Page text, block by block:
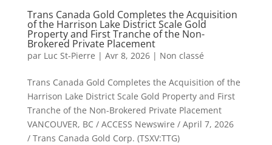
Trans Canada Gold Completes the Acquisition
of the Harrison Lake District Scale Gold
Property and First Tranche of the Non-
Brokered Private Placement
par Luc St-Pierre | Avr 8, 2026| Non classé
Trans Canada Gold Completes the Acquisition of the
Harrison Lake District Scale Gold Property and First
Tranche of the Non-Brokered Private Placement
VANCOUVER, BC / ACCESS Newswire / April 7, 2026
/ Trans Canada Gold Corp. (TSXV:TTG)